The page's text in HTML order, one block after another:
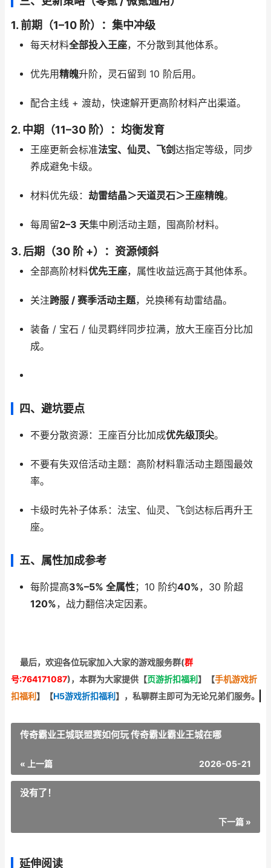
1. 前期（1–10 阶）：集中冲级
每天材料全部投入王座，不分散到其他体系。
优先用精魄升阶，灵石留到 10 阶后用。
配合主线 + 渡劫，快速解开更高阶材料产出渠道。
2. 中期（11–30 阶）：均衡发育
王座更新会标准法宝、仙灵、飞剑达指定等级，同步
养成避免卡级。
材料优先级： 劫雷结晶＞天道灵石＞王座精魄。
每周留2–3 天集中刷活动主题，囤高阶材料。
3. 后期（30 阶 +）：资源倾斜
全部高阶材料优先王座，属性收益远高于其他体系。
关注跨服 / 赛季活动主题，兑换稀有劫雷结晶。
装备 / 宝石 / 仙灵羁绊同步拉满，放大王座百分比加
成。
四、避坑要点
不要分散资源：王座百分比加成优先级顶尖。
不要有失双倍活动主题：高阶材料靠活动主题囤最效
率。
卡级时先补子体系：法宝、仙灵、飞剑达标后再升王
座。
五、属性加成参考
每阶提高3%–5% 全属性；10 阶约40%，30 阶超
120%，战力翻倍决定因素。
最后，欢迎各位玩家加入大家的游戏服务群(群
号:764171087)，本群为大家提供【页游折扣福利 】 【手机游戏折
扣福利 】 【H5游戏折扣福利 】 ，私聊群主即可为无论兄弟们服务。
传奇霸业王城联盟赛如何玩 传奇霸业霸业王城在哪
« 上一篇 2026-05-21
没有了！
下一篇 »
延伸阅读